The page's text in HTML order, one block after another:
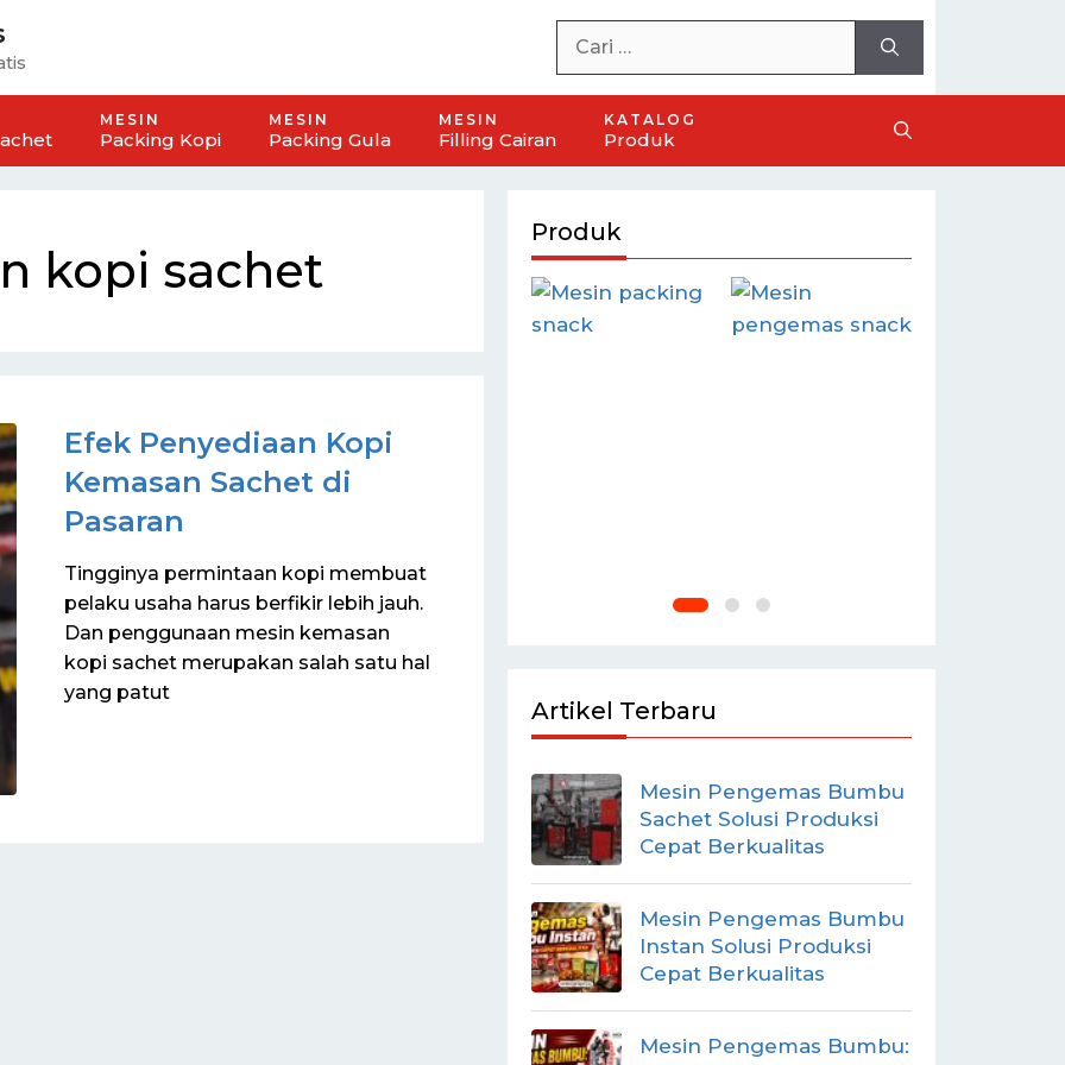
MESIN
Packing Kopi
MESIN
Packing Gula
MESIN
Filling Cairan
KATALOG
Produk
kopi sachet
Efek Penyediaan Kopi
Kemasan Sachet di
Pasaran
Tingginya permintaan kopi membuat
pelaku usaha harus berfikir lebih jauh.
Dan penggunaan mesin kemasan
kopi sachet merupakan salah satu hal
yang patut
Produk
Artikel Terbaru
Mesin Pengemas Bumbu
Sachet Solusi Produksi
Cepat Berkualitas
Mesin Pengemas Bumbu
Instan Solusi Produksi
Cepat Berkualitas
Mesin Pengemas Bumbu: